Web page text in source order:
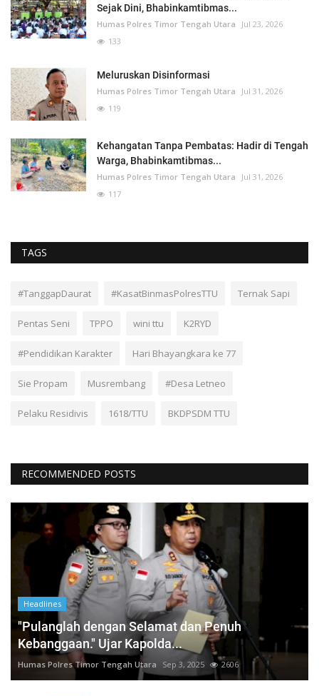
Sejak Dini, Bhabinkamtibmas...
Humas Polres Timor Tengah Utara
Jul 23, 2026
133
Meluruskan Disinformasi
Humas Polres Timor Tengah Utara
Jul 31, 2026
119
Kehangatan Tanpa Pembatas: Hadir di Tengah
Warga, Bhabinkamtibmas...
Humas Polres Timor Tengah Utara
Jul 31, 2026
117
TAGS
#TanggapDaurat #KasatBinmasPolresTTU Ternak Sapi
Pentas Seni TPPO wini ttu K2RYD
#Pendidikan Karakter Hari Bhayangkara ke 77
Sie Propam Musrembang #Desa Letneo
Pelaku Residivis 1618/TTU BKDPSDM TTU
RECOMMENDED POSTS
Headlines
"Pulanglah dengan Selamat dan Penuh
Kebanggaan." Ujar Kapolda...
Humas Polres Timor Tengah Utara Sep 3, 2025 2606